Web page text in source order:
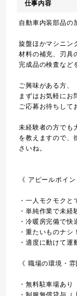
仕事内容
自動車内装部品の
旋盤ほかマシニン
材料の補充、刃具
完成品の検査など
ご興味がある方、
まずはお気軽にお
ご応募お待ちして
未経験者の方でも
を教えますので、
さいね。
《 アピールポイン
・一人モクモクと
・単純作業で未経
・冷暖房完備で快
・重たいものナシ！
・適度に動けて運
《 職場の環境・雰
・無料駐車場あり